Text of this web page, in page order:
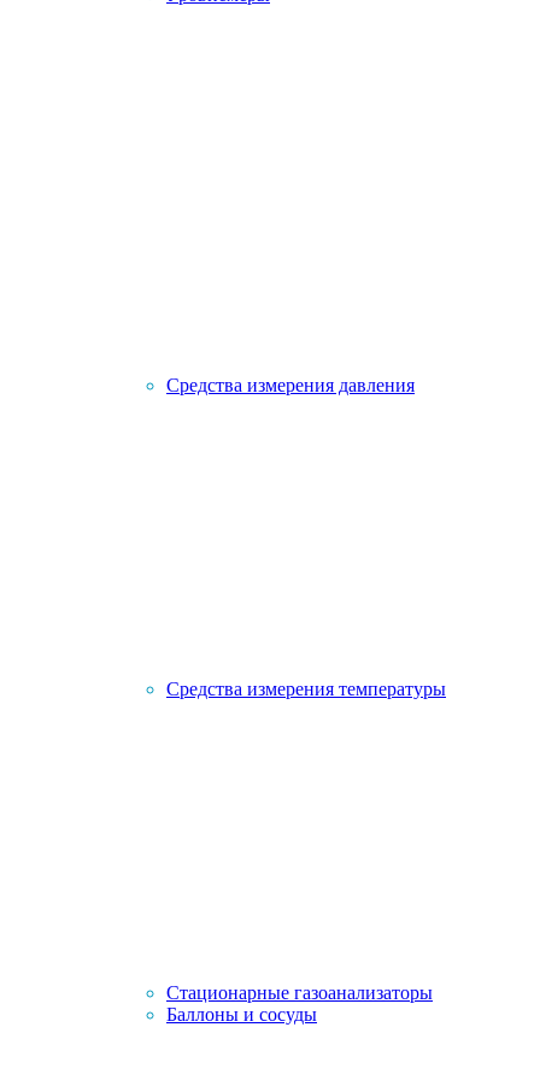
Средства измерения давления
Средства измерения температуры
Стационарные газоанализаторы
Баллоны и сосуды